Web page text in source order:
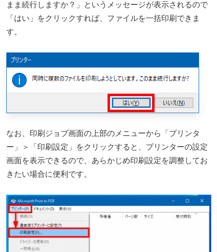
まま続行しますか？」というメッセージが表示されるので
「はい」をクリックすれば、ファイルを一括印刷できま
す。
なお、印刷ジョブ画面の上部のメニューから「プリンタ
ー」＞「印刷設定」をクリックすると、プリンターの設定
画面を表示できるので、あらかじめ印刷設定を調整してお
きたい場合に便利です。